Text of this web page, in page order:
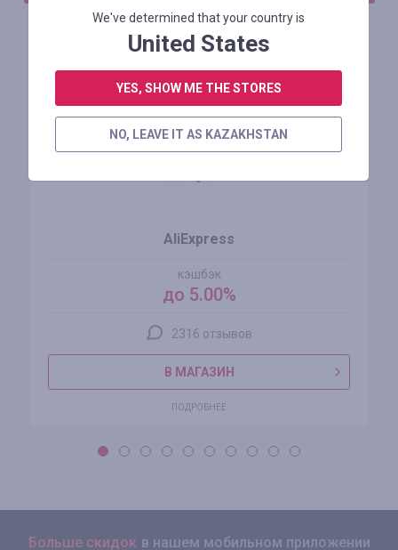
Похожие магазины
AliExpress
кэшбэк
до 5.00%
2316 отзывов
В МАГАЗИН
ПОДРОБНЕЕ
Больше скидок в нашем мобильном приложении
We've determined that your country is
United States
YES, SHOW ME THE STORES
NO, LEAVE IT AS KAZAKHSTAN